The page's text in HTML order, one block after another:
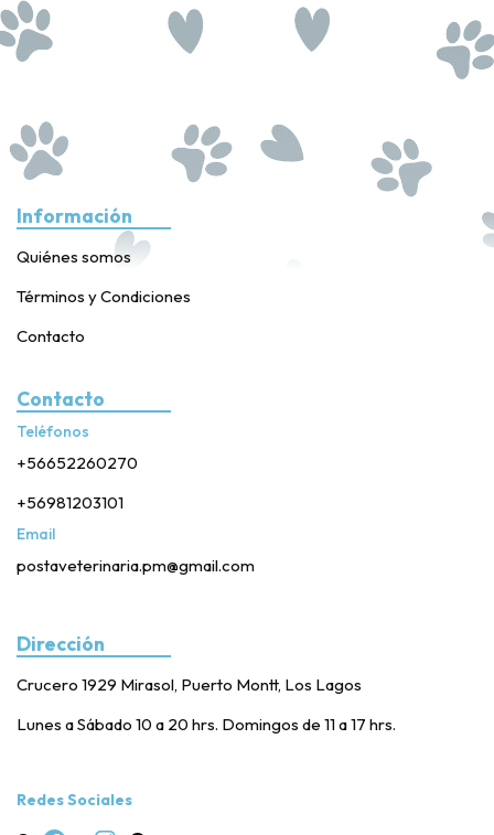
Información
Quiénes somos
Términos y Condiciones
Contacto
Contacto
Teléfonos
+56652260270
+56981203101
Email
postaveterinaria.pm@gmail.com
Dirección
Crucero 1929 Mirasol, Puerto Montt, Los Lagos
Lunes a Sábado 10 a 20 hrs. Domingos de 11 a 17 hrs.
Redes Sociales